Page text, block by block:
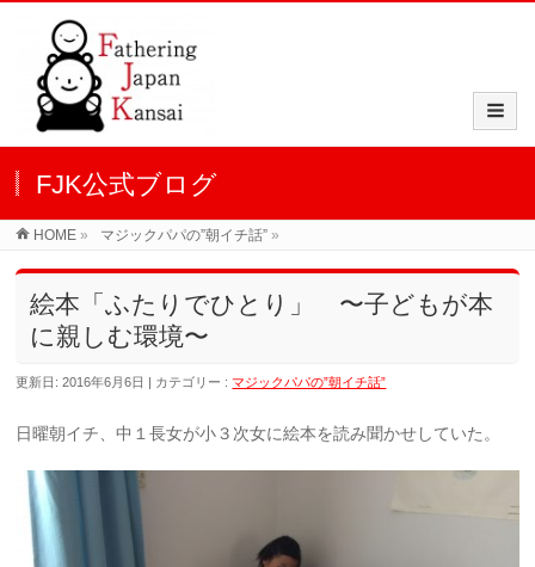
FJK公式ブログ
HOME » マジックパパの”朝イチ話” »
絵本「ふたりでひとり」 〜子どもが本
に親しむ環境〜
更新日: 2016年6月6日 カテゴリー :マジックパパの”朝イチ話”
日曜朝イチ、中１長女が小３次女に絵本を読み聞かせしていた。